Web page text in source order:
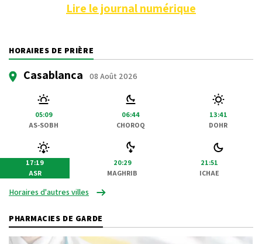
Lire le journal numérique
HORAIRES DE PRIÈRE
Casablanca 08 Août 2026
05:09
AS-SOBH
06:44
CHOROQ
13:41
DOHR
17:19
ASR
20:29
MAGHRIB
21:51
ICHAE
Horaires d'autres villes
PHARMACIES DE GARDE